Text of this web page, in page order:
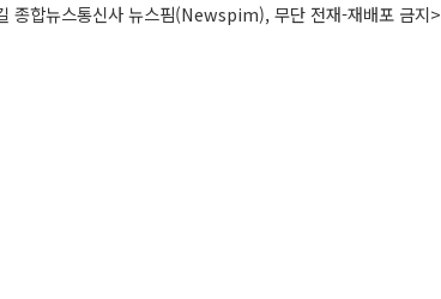
종합뉴스통신사 뉴스핌(Newspim), 무단 전재-재배포 금지>